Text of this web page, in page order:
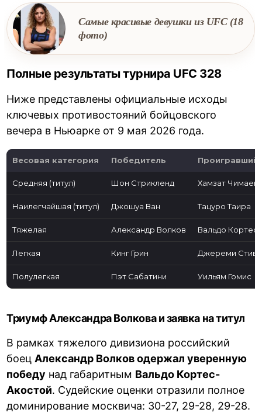
Самые красивые девушки из UFC (18
фото)
Полные результаты турнира UFC 328
Ниже представлены официальные исходы
ключевых противостояний бойцовского
вечера в Ньюарке от 9 мая 2026 года.
Весовая категория Победитель Проигравший
Средняя (титул) Шон Стрикленд Хамзат Чимаев
Наилегчайшая (титул) Джошуа Ван Тацуро Таира
Тяжелая Александр Волков Вальдо
Легкая Кинг Грин Джереми
Полулегкая Пэт Сабатини Уильям Гомис
Триумф Александра Волкова и заявка на титул
В рамках тяжелого дивизиона российский
боецАлександр Волков одержал уверенную
победу над габаритным Вальдо Кортес-
Акостой. Судейские оценки отразили полное
доминирование москвича: 30-27, 29-28, 29-28.